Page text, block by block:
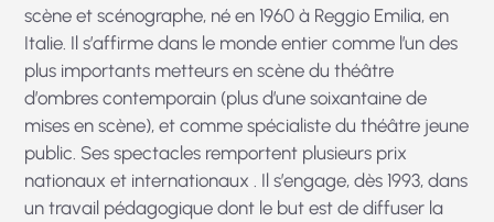
scène et scénographe, né en 1960 à Reggio Emilia, en
Italie. Il s’affirme dans le monde entier comme l’un des
plus importants metteurs en scène du théâtre
d’ombres contemporain (plus d’une soixantaine de
mises en scène), et comme spécialiste du théâtre jeune
public. Ses spectacles remportent plusieurs prix
nationaux et internationaux . Il s’engage, dès 1993, dans
un travail pédagogique dont le but est de diffuser la